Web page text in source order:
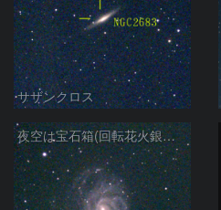
サザンクロス
夜空は宝石箱(回転花火銀河 M101) Seestar50